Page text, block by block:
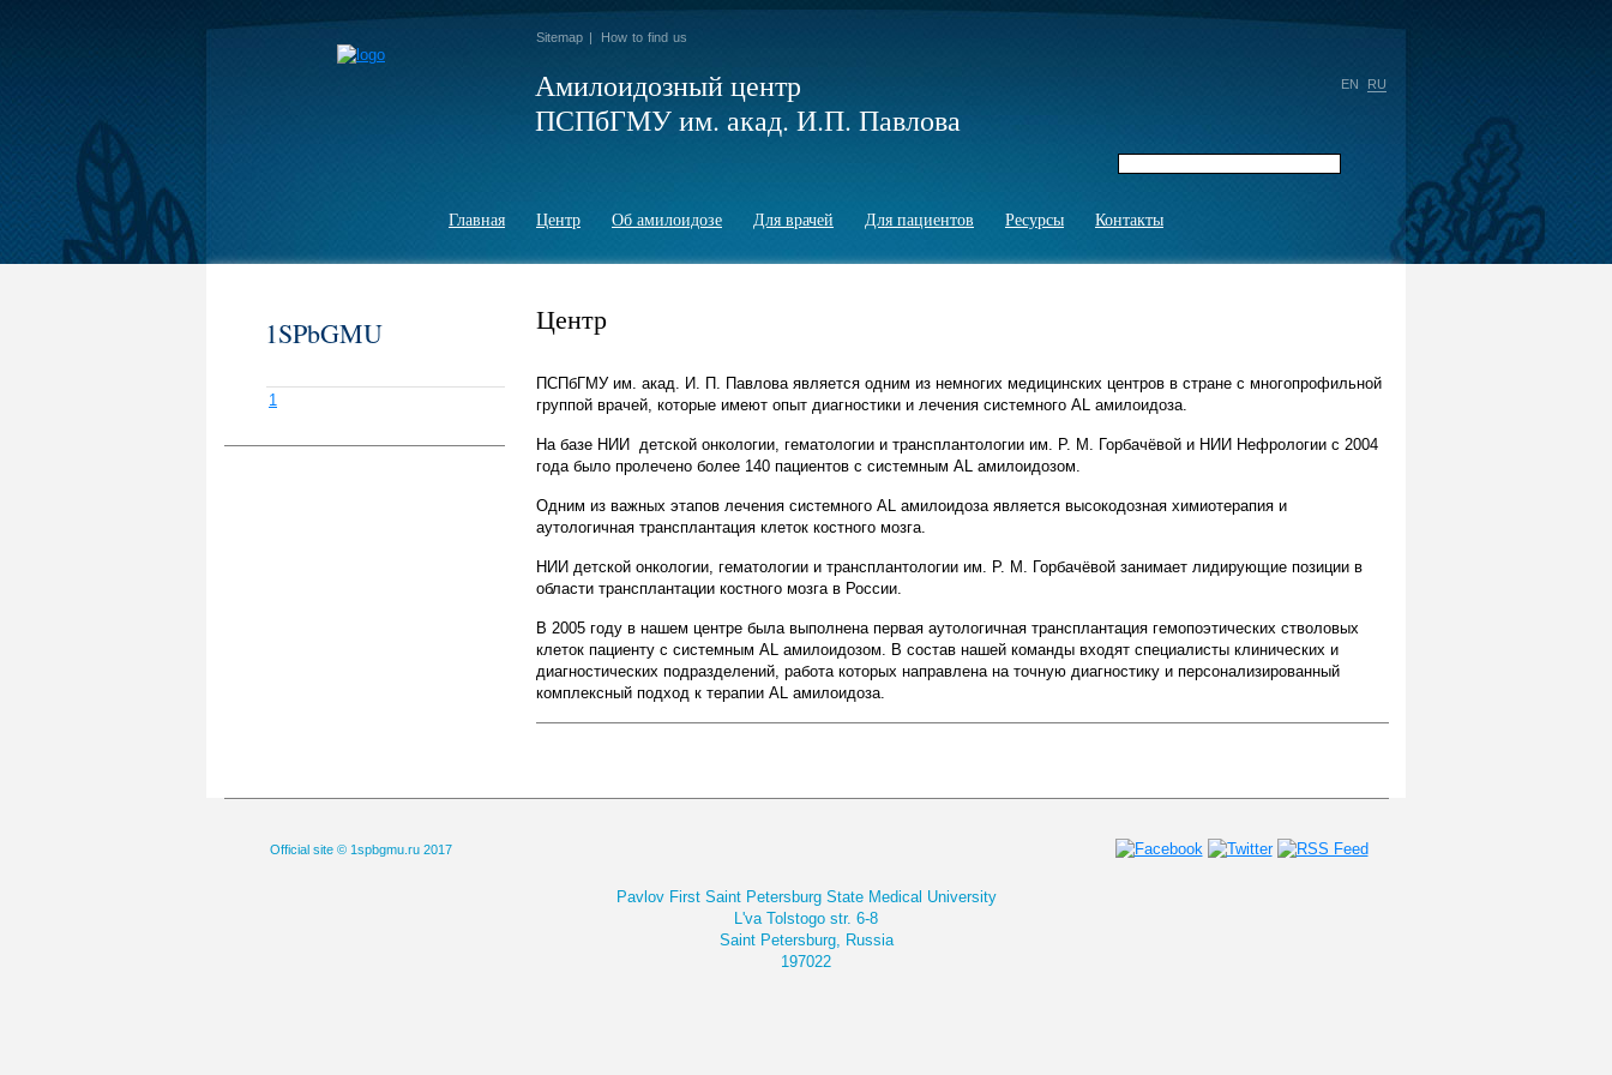
EN RU
Sitemap | How to find us
Амилоидозный центр
ПСПбГМУ им. акад. И.П. Павлова
Главная Центр Об амилоидозе Для врачей Для пациентов Ресурсы Контакты
Центр
ПСПбГМУ им. акад. И. П. Павлова является одним из немногих медицинских центров в стране с многопрофильной
группой врачей, которые имеют опыт диагностики и лечения системного AL амилоидоза.
На базе НИИ детской онкологии, гематологии и трансплантологии им. Р. М. Горбачёвой и НИИ Нефрологии с 2004
года было пролечено более 140 пациентов с системным AL амилоидозом.
Одним из важных этапов лечения системного AL амилоидоза является высокодозная химиотерапия и
аутологичная трансплантация клеток костного мозга.
НИИ детской онкологии, гематологии и трансплантологии им. Р. М. Горбачёвой занимает лидирующие позиции в
области трансплантации костного мозга в России.
В 2005 году в нашем центре была выполнена первая аутологичная трансплантация гемопоэтических стволовых
клеток пациенту с системным AL амилоидозом. В состав нашей команды входят специалисты клинических и
диагностических подразделений, работа которых направлена на точную диагностику и персонализированный
комплексный подход к терапии AL амилоидоза.
1SPbGMU
1
Official site © 1spbgmu.ru 2017
Pavlov First Saint Petersburg State Medical University
L'va Tolstogo str. 6-8
Saint Petersburg, Russia
197022